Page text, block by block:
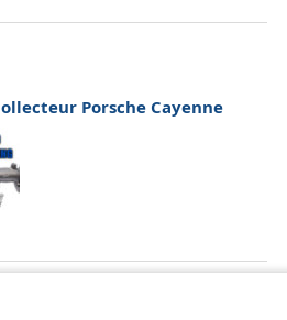
Porsche Cayenne